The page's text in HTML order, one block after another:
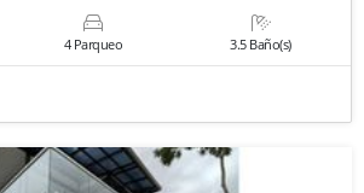
4 Parqueo 3.5 Baño(s)